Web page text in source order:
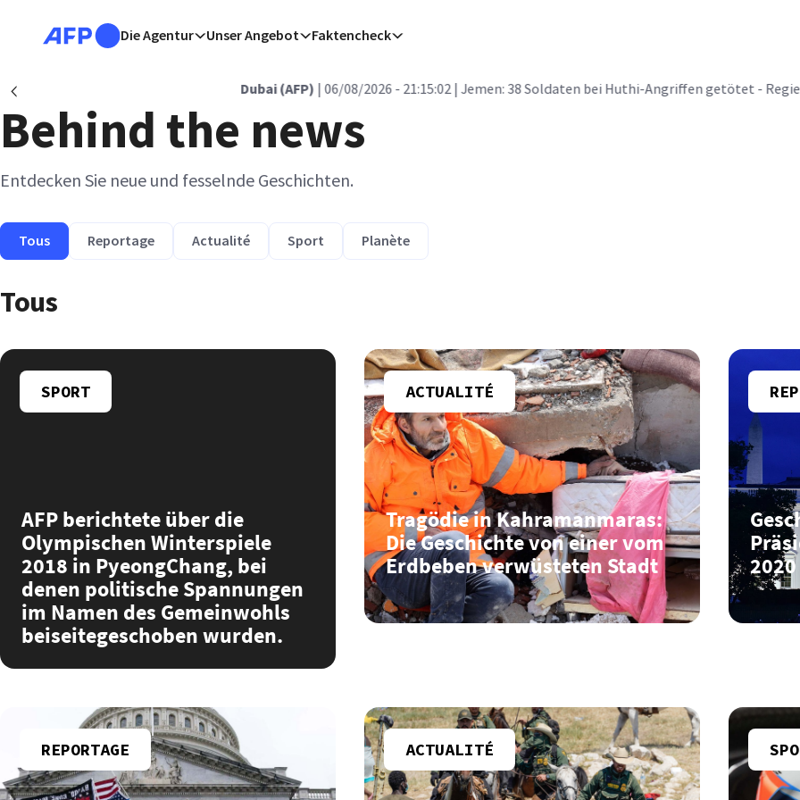
Die Agentur Unser Angebot Faktencheck
Dubai (AFP)| 06/08/2026 - 21:15:02| Jemen: 38 Soldaten bei Huthi-Angriffen getötet -
Behind the news
Entdecken Sie neue und fesselnde Geschichten.
Tous Reportage Actualité Sport Planète
Tous
SPORT
AFP berichtete über die
Olympischen Winterspiele
2018 in PyeongChang, bei
denen politische Spannungen
im Namen des Gemeinwohls
beiseitegeschoben wurden.
ACTUALITÉ
Tragödie in Kahramanmaras:
Die Geschichte von einer vom
Erdbeben verwüsteten Stadt
REPORTAGE ACTUALITÉ